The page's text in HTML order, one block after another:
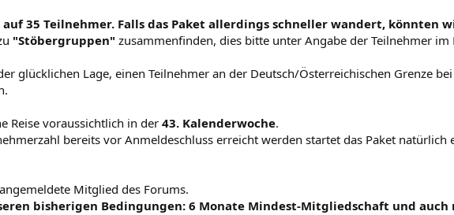
35 Teilnehmer. Falls das Paket allerdings schneller wandert, könnten
"Stöbergruppen" zusammenfinden, dies bitte unter Angabe der Teilnehmer im
glücklichen Lage, einen Teilnehmer an der Deutsch/Österreichischen Grenze
Reise voraussichtlich in der43. Kalenderwoche.
bereits vor Anmeldeschluss erreicht werden startet das Paket natürlich
Mitglied des Forums.
bisherigen Bedingungen: 6 Monate Mindest-Mitgliedschaft und auch